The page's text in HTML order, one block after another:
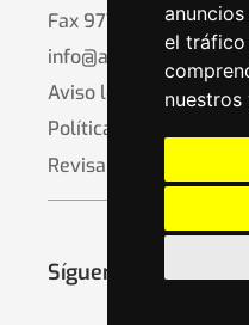
el tráfico
nuestros
Fax 977 24 09 00
info@aestarragona.org
Aviso legal y
Política de cookies
Revisar consentimiento
Síguenos en: